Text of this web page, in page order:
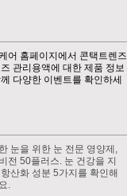
어 홈페이지에서 콘택트렌즈
관리용액에 대한 제품 정보
다양한 이벤트를 확인하세
눈을 위한 눈 전문 영양제,
전 50플러스. 눈 건강을 지
산화 성분 5가지를 확인해
.